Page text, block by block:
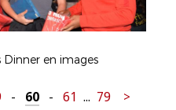
Dinner en images
- 60 - 61 ... 79 >